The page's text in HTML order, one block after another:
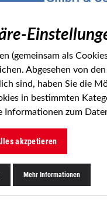
(gemeinsam als
Abgesehen von
sind, haben Sie die
in bestimmten
zum
akzpetieren
Mehr Informationen